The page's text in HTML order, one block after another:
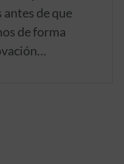
antes de que
de forma